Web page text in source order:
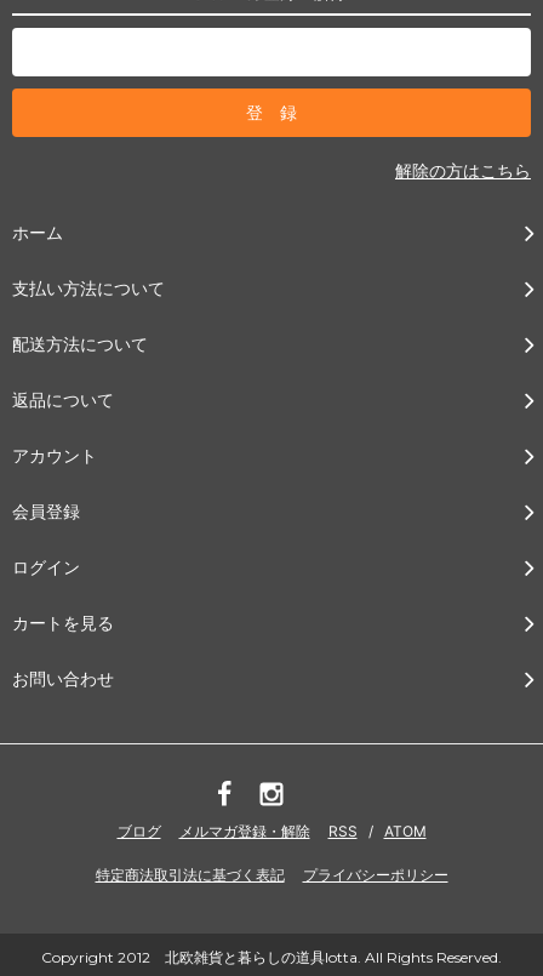
解除の方はこちら
ホーム
支払い方法について
配送方法について
返品について
アカウント
会員登録
ログイン
カートを見る
お問い合わせ
ブログ メルマガ登録・解除 RSS / ATOM
特定商法取引法に基づく表記 プライバシーポリシー
Copyright 2012 北欧雑貨と暮らしの道具lotta. All Rights Reserved.